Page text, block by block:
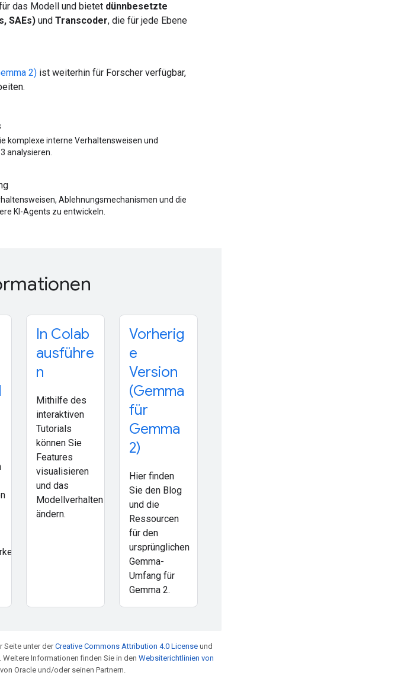
das Modell und bietet dünnbesetzte
SAEs) und Transcoder, die für jede Ebene
2) ist weiterhin für Forscher verfügbar,
komplexe interne Verhaltensweisen und
analysieren.
Ablehnungsmechanismen und die
KI-Agents zu entwickeln.
In Colab
ausführe
n
Mithilfe des
interaktiven
Tutorials
können Sie
Features
visualisieren
und das
Modellverhalten
ändern.
Vorherig
e
Version
(Gemma
für
Gemma
2)
Hier finden
Sie den Blog
und die
Ressourcen
für den
ursprünglichen
Gemma-
Umfang für
Gemma 2.
Seite unter derCreative Commons Attribution 4.0 License und
Weitere Informationen finden Sie in den Websiterichtlinien von
Oracle und/oder seinen Partnern.